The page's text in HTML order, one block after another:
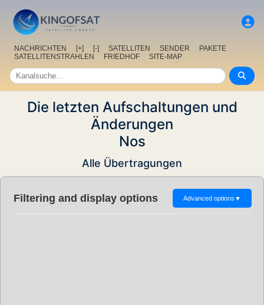
NACHRICHTEN [+] [-] SATELLITEN SENDER
PAKETE
SATELLITENSTRAHLEN
FRIEDHOF SITE-MAP
Die letzten Aufschaltungen und
Änderungen
Nos
Alle Übertragungen
Filtering and display options Advanced options ▼